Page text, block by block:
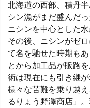
北海道の西部、積丹
シン漁がまだ盛んだ
ニシンを中心とした
その後、ニシンがゼ
て名を馳せた時期も
とから加工品が販路
術は現在にも引き継が
様々な苦難を乗り越
るりょう野澤商店」